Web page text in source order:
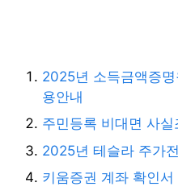
2025년 소득금액증
용안내
주민등록 비대면 사
2025년 테슬라 주가
키움증권 계좌 확인서